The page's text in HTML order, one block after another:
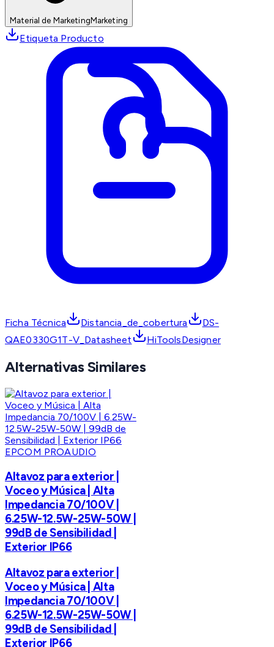
Material de MarketingMarketing
Etiqueta Producto
Ficha Técnica Distancia_de_cobertura
DS-
QAE0330G1T-V_Datasheet
HiToolsDesigner
Alternativas Similares
EPCOM PROAUDIO
Altavoz para exterior |
Voceo y Música | Alta
Impedancia 70/100V |
6.25W-12.5W-25W-50W |
99dB de Sensibilidad |
Exterior IP66
Altavoz para exterior |
Voceo y Música | Alta
Impedancia 70/100V |
6.25W-12.5W-25W-50W |
99dB de Sensibilidad |
Exterior IP66